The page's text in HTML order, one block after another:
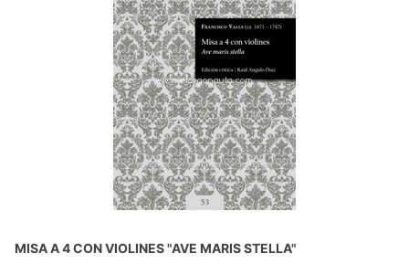
MISA A 4 CON VIOLINES "AVE MARIS STELLA"